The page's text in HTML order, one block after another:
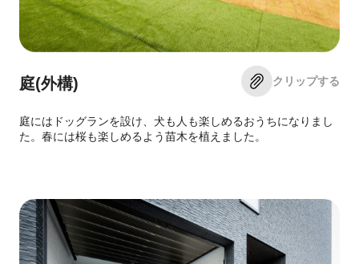
庭(外構)
庭にはドッグランを設け、犬も人も楽しめるおうちになりまし
た。春には桜も楽しめるよう苗木を植えました。
クリップする